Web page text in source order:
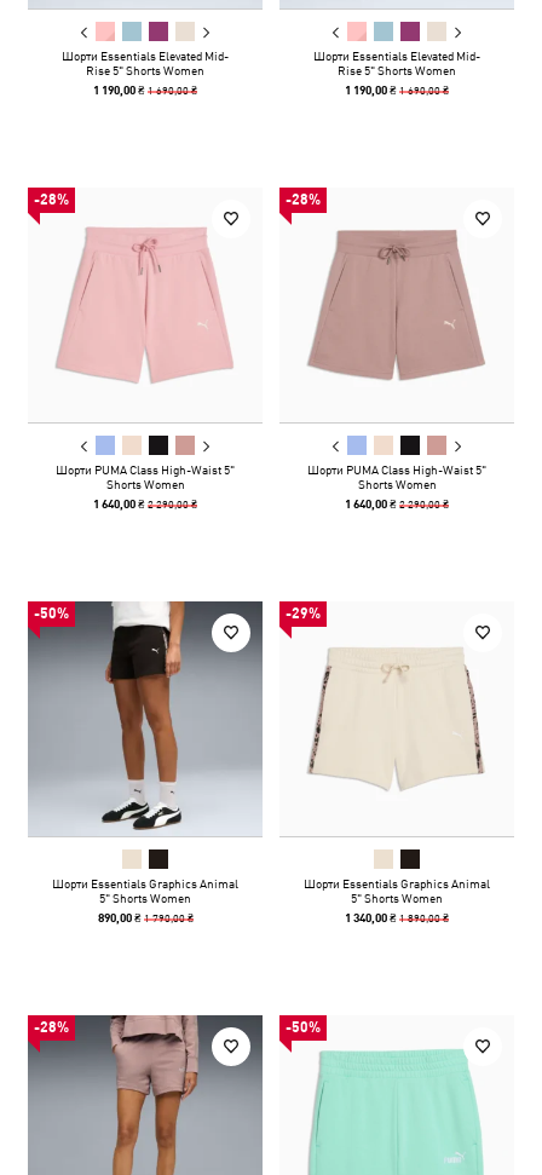
Шорти Essentials Elevated Mid-
Rise 5" Shorts Women
1 190,00 ₴1 690,00 ₴
Шорти Essentials Elevated Mid-
Rise 5" Shorts Women
1 190,00 ₴1 690,00 ₴
-28%
Шорти PUMA Class High-Waist 5"
Shorts Women
1 640,00 ₴2 290,00 ₴
-28%
Шорти PUMA Class High-Waist 5"
Shorts Women
1 640,00 ₴2 290,00 ₴
-50%
Шорти Essentials Graphics Animal
5" Shorts Women
890,00 ₴ 1 790,00 ₴
-29%
Шорти Essentials Graphics Animal
5" Shorts Women
1 340,00 ₴1 890,00 ₴
-28% -50%